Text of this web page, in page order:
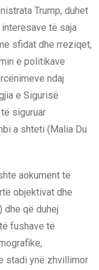
Trump, duhet
të saja
sfidat dhe rreziqet,
e politikave
ndaj
e Sigurisë
siguruar
a shteti (Malia Du
aokument të
objektivat dhe
dhe që duhej
fushave të
stadi ynë zhvillimor